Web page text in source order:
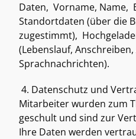
Daten,  Vorname, Name,
Standortdaten (über die
zugestimmt),
(Lebenslauf,
Sprachnachrichten).
4. Datenschutz und
Mitarbeiter wurden zum
geschult und sind zur
Ihre Daten werden